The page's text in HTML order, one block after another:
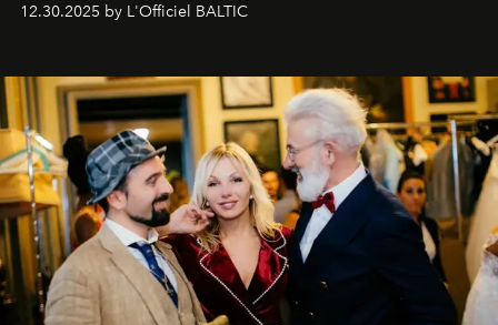
Šajā brīdī mums svarīgi pateikties visiem, kas bija kopā
sākums. Ar vissirsnīgākajiem laba vēlējumiem jūsu
L’Officiel Baltic
komanda.
12.30.2025 by L'Officiel BALTIC